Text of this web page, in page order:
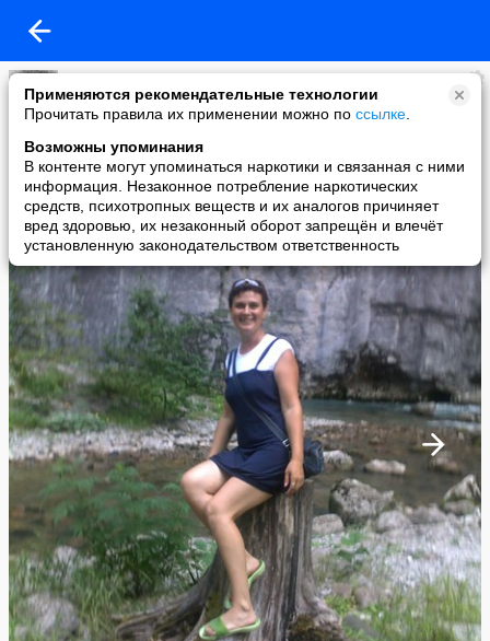
Применяются рекомендательные технологии
Прочитать правила их применении можно по ссылке
Возможны упоминания
В контенте могут упоминаться наркотики и связанная с ними
информация. Незаконное потребление наркотических
средств, психотропных веществ и их аналогов причиняет
вред здоровью, их незаконный оборот запрещён и влечёт
установленную законодательством ответственность
Валентинка
added a photo
06 Oct в 14:02